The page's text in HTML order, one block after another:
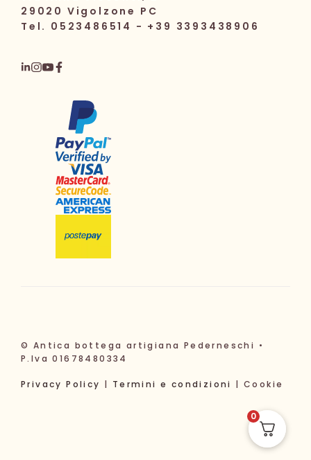
29020 Vigolzone PC
Tel. 0523486514 - +39 3393438906
© Antica bottega artigiana Pederneschi •
P.Iva 01678480334
Privacy Policy | Termini e condizioni | Cookie
0